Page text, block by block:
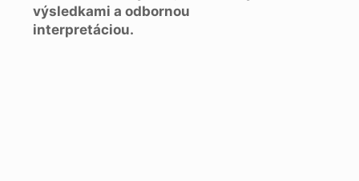
výsledkami a odbornou
interpretáciou.